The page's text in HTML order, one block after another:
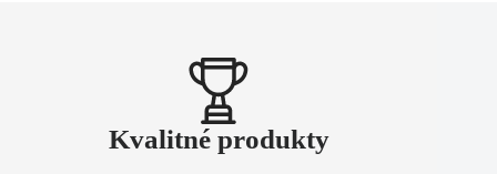
Kvalitné produkty